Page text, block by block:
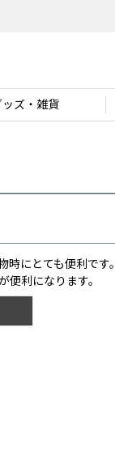
ッズ・雑貨
にとても便利です。
便利になります。